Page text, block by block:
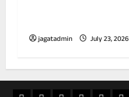
jagatadmin July 23, 2026